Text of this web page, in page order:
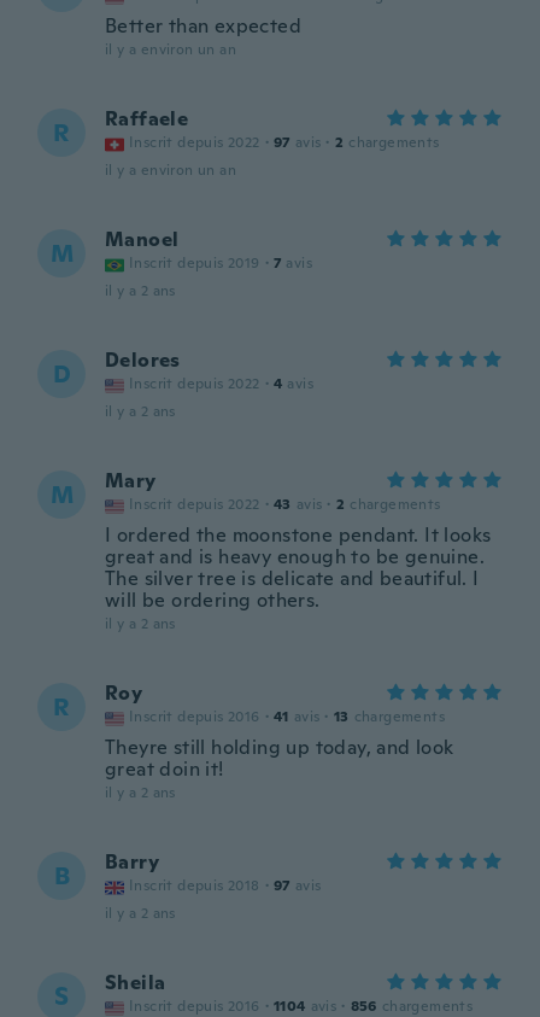
Better than expected
il y a environ un an
R Raffaele
Inscrit depuis 2022 · 97 avis · 2 chargements
il y a environ un an
M Manoel
Inscrit depuis 2019 · 7 avis
il y a 2 ans
D Delores
Inscrit depuis 2022 · 4 avis
il y a 2 ans
M Mary
Inscrit depuis 2022 · 43 avis · 2 chargements
I ordered the moonstone pendant. It looks
great and is heavy enough to be genuine.
The silver tree is delicate and beautiful. I
will be ordering others.
il y a 2 ans
R Roy
Inscrit depuis 2016 · 41 avis · 13 chargements
Theyre still holding up today, and look
great doin it!
il y a 2 ans
B Barry
Inscrit depuis 2018 · 97 avis
il y a 2 ans
S Sheila
Inscrit depuis 2016 · 1104 avis · 856 chargements